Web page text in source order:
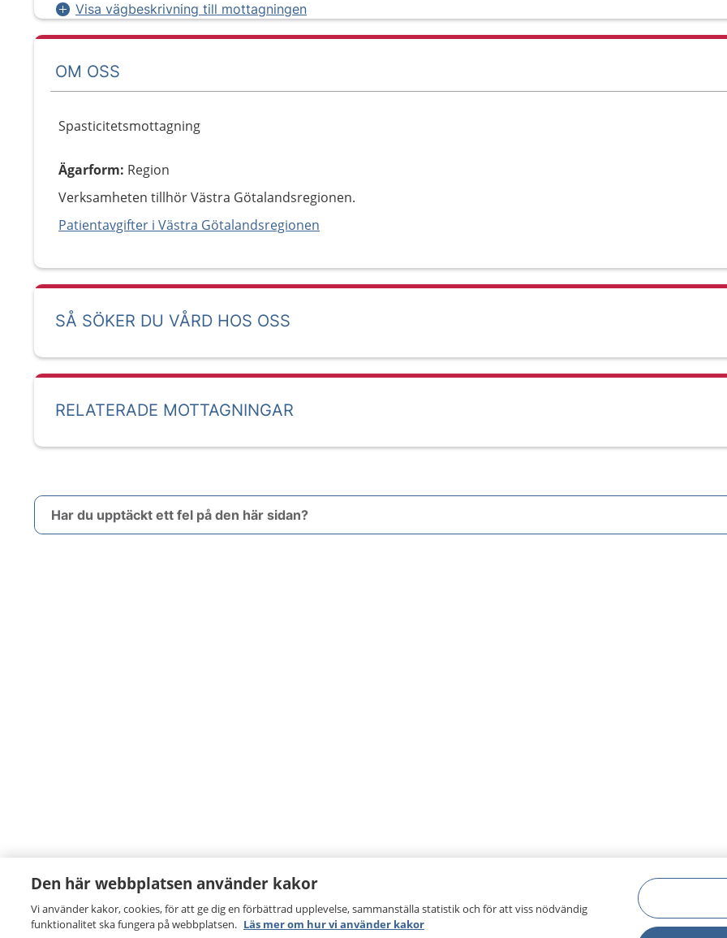
Visa vägbeskrivning till mottagningen
OM OSS
Spasticitetsmottagning
Ägarform: Region
Verksamheten tillhör Västra Götalandsregionen.
Patientavgifter i Västra Götalandsregionen
SÅ SÖKER DU VÅRD HOS OSS
RELATERADE MOTTAGNINGAR
Har du upptäckt ett fel på den här sidan?
Den här webbplatsen använder kakor
Vi använder kakor, cookies, för att ge dig en förbättrad upplevelse, sammanställa statistik och för att viss nödvändig
funktionalitet ska fungera på webbplatsen. Läs mer om hur vi använder kakor